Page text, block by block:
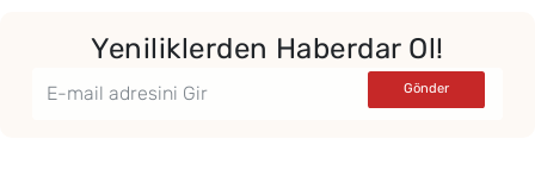
Yeniliklerden Haberdar Ol!